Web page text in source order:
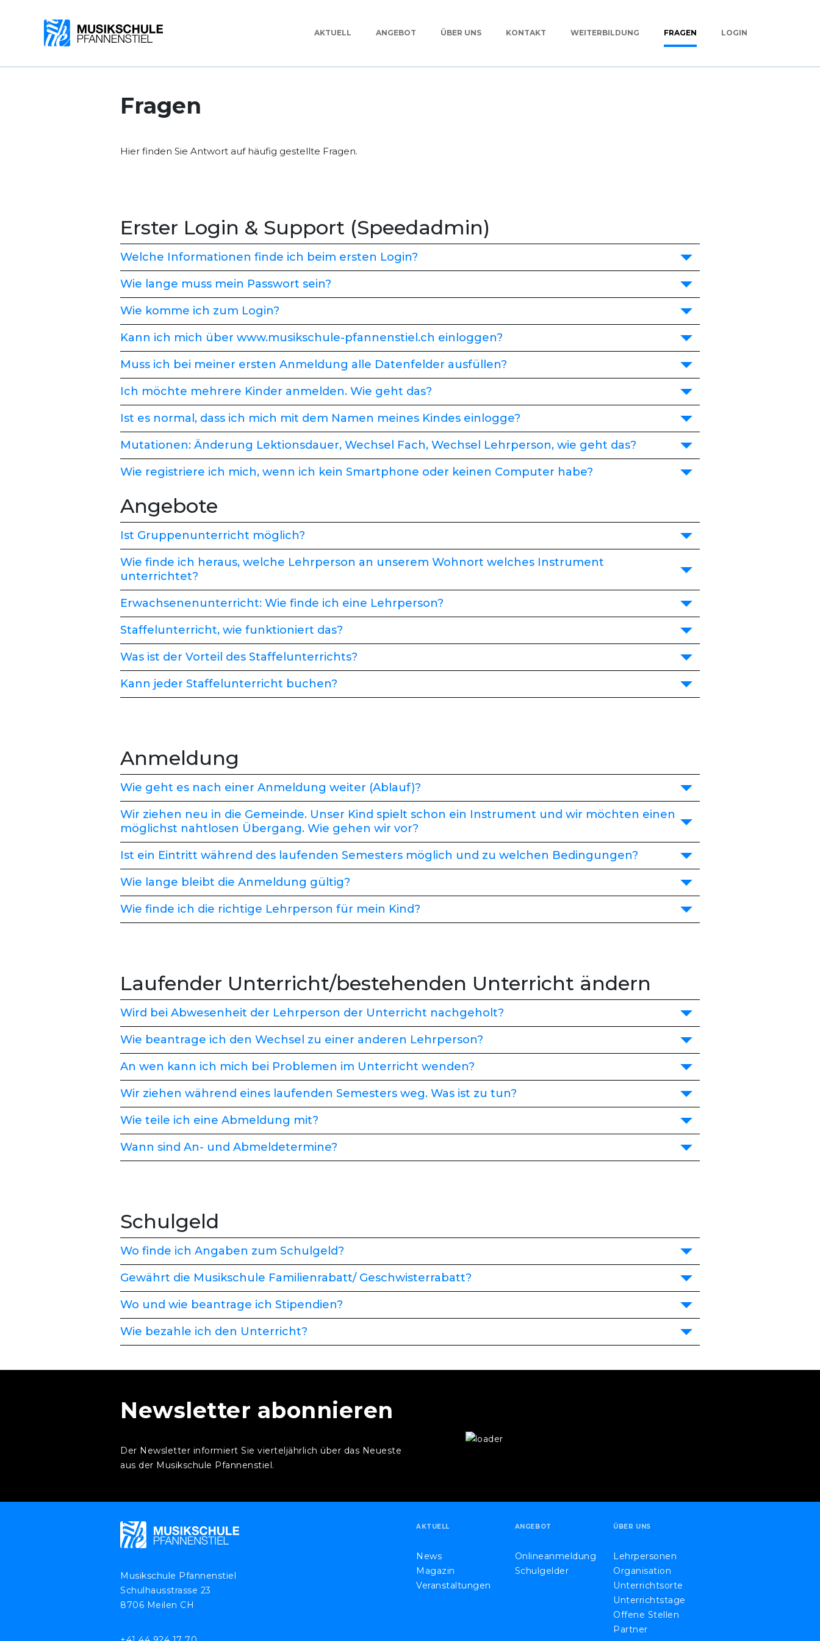
AKTUELL ANGEBOT ÜBER UNS KONTAKT WEITERBILDUNG FRAGEN LOGIN
Fragen
Hier finden Sie Antwort auf häufig gestellte Fragen.
Erster Login & Support (Speedadmin)
Welche Informationen finde ich beim ersten Login?
Wie lange muss mein Passwort sein?
Wie komme ich zum Login?
Kann ich mich über www.musikschule-pfannenstiel.ch einloggen?
Muss ich bei meiner ersten Anmeldung alle Datenfelder ausfüllen?
Ich möchte mehrere Kinder anmelden. Wie geht das?
Ist es normal, dass ich mich mit dem Namen meines Kindes einlogge?
Mutationen: Änderung Lektionsdauer, Wechsel Fach, Wechsel Lehrperson, wie geht das?
Wie registriere ich mich, wenn ich kein Smartphone oder keinen Computer habe?
Angebote
Ist Gruppenunterricht möglich?
Wie finde ich heraus, welche Lehrperson an unserem Wohnort welches Instrument
unterrichtet?
Erwachsenenunterricht: Wie finde ich eine Lehrperson?
Staffelunterricht, wie funktioniert das?
Was ist der Vorteil des Staffelunterrichts?
Kann jeder Staffelunterricht buchen?
Anmeldung
Wie geht es nach einer Anmeldung weiter (Ablauf)?
Wir ziehen neu in die Gemeinde. Unser Kind spielt schon ein Instrument und wir möchten einen
möglichst nahtlosen Übergang. Wie gehen wir vor?
Ist ein Eintritt während des laufenden Semesters möglich und zu welchen Bedingungen?
Wie lange bleibt die Anmeldung gültig?
Wie finde ich die richtige Lehrperson für mein Kind?
Laufender Unterricht/bestehenden Unterricht ändern
Wird bei Abwesenheit der Lehrperson der Unterricht nachgeholt?
Wie beantrage ich den Wechsel zu einer anderen Lehrperson?
An wen kann ich mich bei Problemen im Unterricht wenden?
Wir ziehen während eines laufenden Semesters weg. Was ist zu tun?
Wie teile ich eine Abmeldung mit?
Wann sind An- und Abmeldetermine?
Schulgeld
Wo finde ich Angaben zum Schulgeld?
Gewährt die Musikschule Familienrabatt/ Geschwisterrabatt?
Wo und wie beantrage ich Stipendien?
Wie bezahle ich den Unterricht?
Newsletter abonnieren
Der Newsletter informiert Sie vierteljährlich über das Neueste
aus der Musikschule Pfannenstiel.
Musikschule Pfannenstiel
Schulhausstrasse 23
8706 Meilen CH
AKTUELL
News
Magazin
Veranstaltungen
ANGEBOT
Onlineanmeldung
Schulgelder
ÜBER UNS
Lehrpersonen
Organisation
Unterrichtsorte
Unterrichtstage
Offene Stellen
Partner